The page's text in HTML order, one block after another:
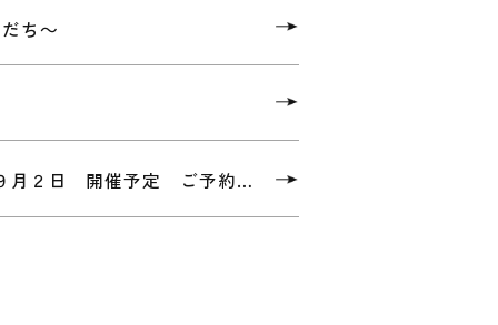
ち～
未就園のみなさま向け月例教室「だれでもなかよし」 （９月２日 開催予定 ご予約 費用は不要）